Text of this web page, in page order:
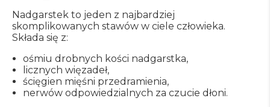
Nadgarstek to jeden z najbardziej
skomplikowanych stawów w ciele człowieka.
Składa się z:
ośmiu drobnych kości nadgarstka,
licznych więzadeł,
ścięgien mięśni przedramienia,
nerwów odpowiedzialnych za czucie dłoni.